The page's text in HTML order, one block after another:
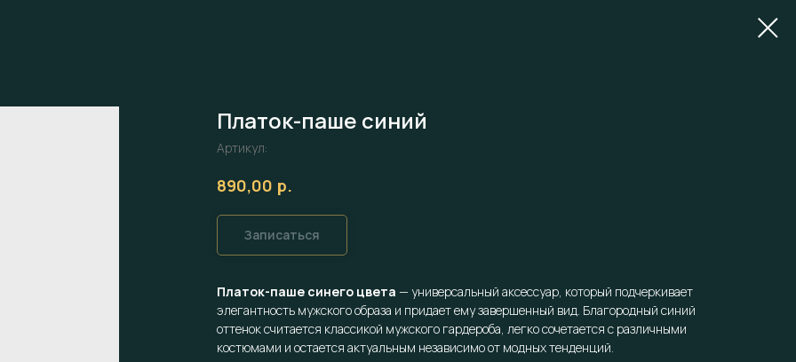
Платок-паше синий
Артикул:
890,00 р.
Записаться
Платок-паше синего цвета — универсальный аксессуар, который подчеркивает
элегантность мужского образа и придает ему завершенный вид. Благородный синий
оттенок считается классикой мужского гардероба, легко сочетается с различными
костюмами и остается актуальным независимо от модных тенденций.